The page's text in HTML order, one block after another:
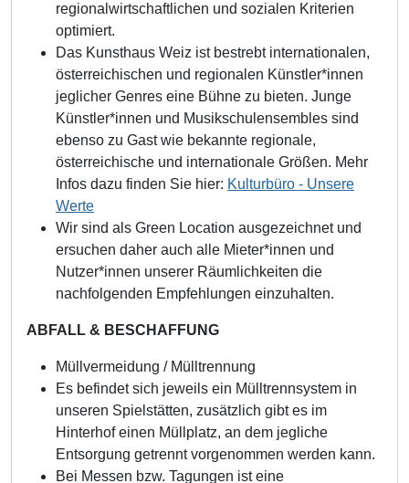
regionalwirtschaftlichen und sozialen Kriterien
optimiert.
Das Kunsthaus Weiz ist bestrebt internationalen,
österreichischen und regionalen Künstler*innen
jeglicher Genres eine Bühne zu bieten. Junge
Künstler*innen und Musikschulensembles sind
ebenso zu Gast wie bekannte regionale,
österreichische und internationale Größen. Mehr
Infos dazu finden Sie hier: Kulturbüro - Unsere
Werte
Wir sind als Green Location ausgezeichnet und
ersuchen daher auch alle Mieter*innen und
Nutzer*innen unserer Räumlichkeiten die
nachfolgenden Empfehlungen einzuhalten.
ABFALL & BESCHAFFUNG
Müllvermeidung / Mülltrennung
Es befindet sich jeweils ein Mülltrennsystem in
unseren Spielstätten, zusätzlich gibt es im
Hinterhof einen Müllplatz, an dem jegliche
Entsorgung getrennt vorgenommen werden kann.
Bei Messen bzw. Tagungen ist eine